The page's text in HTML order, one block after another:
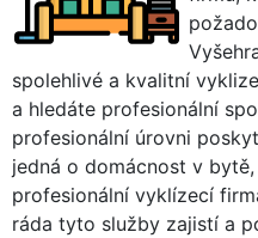
spolehlivé a kvalitní
a hledáte profesionální
profesionální úrovni
jedná o domácnost v
profesionální vyklízecí
ráda tyto služby zajistí a